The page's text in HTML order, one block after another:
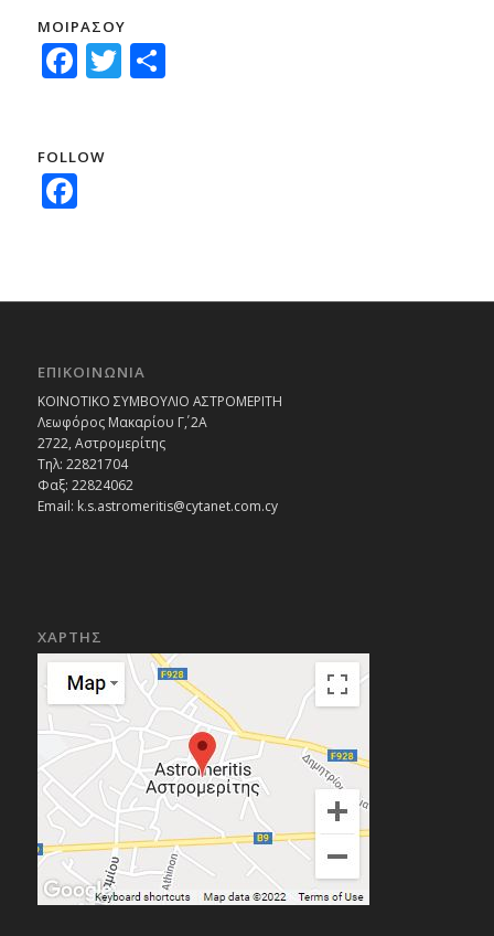
ΜΟΙΡΑΣΟΥ
Facebook
Twitter
Μοιραστείτε
FOLLOW
Facebook
ΕΠΙΚΟΙΝΩΝΙΑ
ΚΟΙΝΟΤΙΚΟ ΣΥΜΒΟΥΛΙΟ ΑΣΤΡΟΜΕΡΙΤΗ
Λεωφόρος Μακαρίου Γ΄, 2Α
2722, Αστρομερίτης
Τηλ: 22821704
Φαξ: 22824062
Email: k.s.astromeritis@cytanet.com.cy
ΧΑΡΤΗΣ